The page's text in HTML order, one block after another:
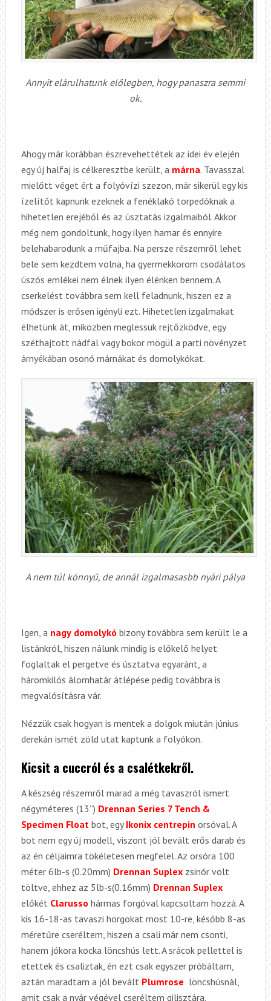
Annyit elárulhatunk előlegben, hogy panaszra semmi
ok.
Ahogy már korábban észrevehettétek az idei év elején
egy új halfaj is célkeresztbe került, a márna. Tavasszal
mielőtt véget ért a folyóvízi szezon, már sikerül egy kis
ízelítőt kapnunk ezeknek a fenéklakó torpedóknak a
hihetetlen erejéből és az úsztatás izgalmaiból. Akkor
még nem gondoltunk, hogy ilyen hamar és ennyire
belehabarodunk a műfajba. Na persze részemről lehet
bele sem kezdtem volna, ha gyermekkorom csodálatos
úszós emlékei nem élnek ilyen élénken bennem. A
cserkelést továbbra sem kell feladnunk, hiszen ez a
módszer is erősen igényli ezt. Hihetetlen izgalmakat
élhetünk át, miközben meglessük rejtőzködve, egy
széthajtott nádfal vagy bokor mögül a parti növényzet
árnyékában osonó márnákat és domolykókat.
A nem túl könnyű, de annál izgalmasasbb nyári pálya
Igen, a nagy domolykó bizony továbbra sem került le a
listánkról, hiszen nálunk mindig is előkelő helyet
foglaltak el pergetve és úsztatva egyaránt, a
háromkilós álomhatár átlépése pedig továbbra is
megvalósításra vár.
Nézzük csak hogyan is mentek a dolgok miután június
derekán ismét zöld utat kaptunk a folyókon.
Kicsit a cuccról és a csalétkekről.
A készség részemről marad a még tavaszról ismert
négyméteres (13”) Drennan Series 7 Tench &
Specimen Floatbot, egyIkonix centrepin orsóval. A
bot nem egy új modell, viszont jól bevált erős darab és
az én céljaimra tökéletesen megfelel. Az orsóra 100
méter 6lb-s (0.20mm) Drennan Suplexzsinór volt
töltve, ehhez az 5lb-s(0.16mm) Drennan Suplex
előkét Clarusso hármas forgóval kapcsoltam hozzá. A
kis 16-18-as tavaszi horgokat most 10-re, később 8-as
méretűre cseréltem, hiszen a csali már nem csonti,
hanem jókora kocka löncshús lett. A srácok pellettel is
etettek és csaliztak, én ezt csak egyszer próbáltam,
aztán maradtam a jól bevált Plumrose löncshúsnál,
amit csak a nyár végével cseréltem gilisztára.